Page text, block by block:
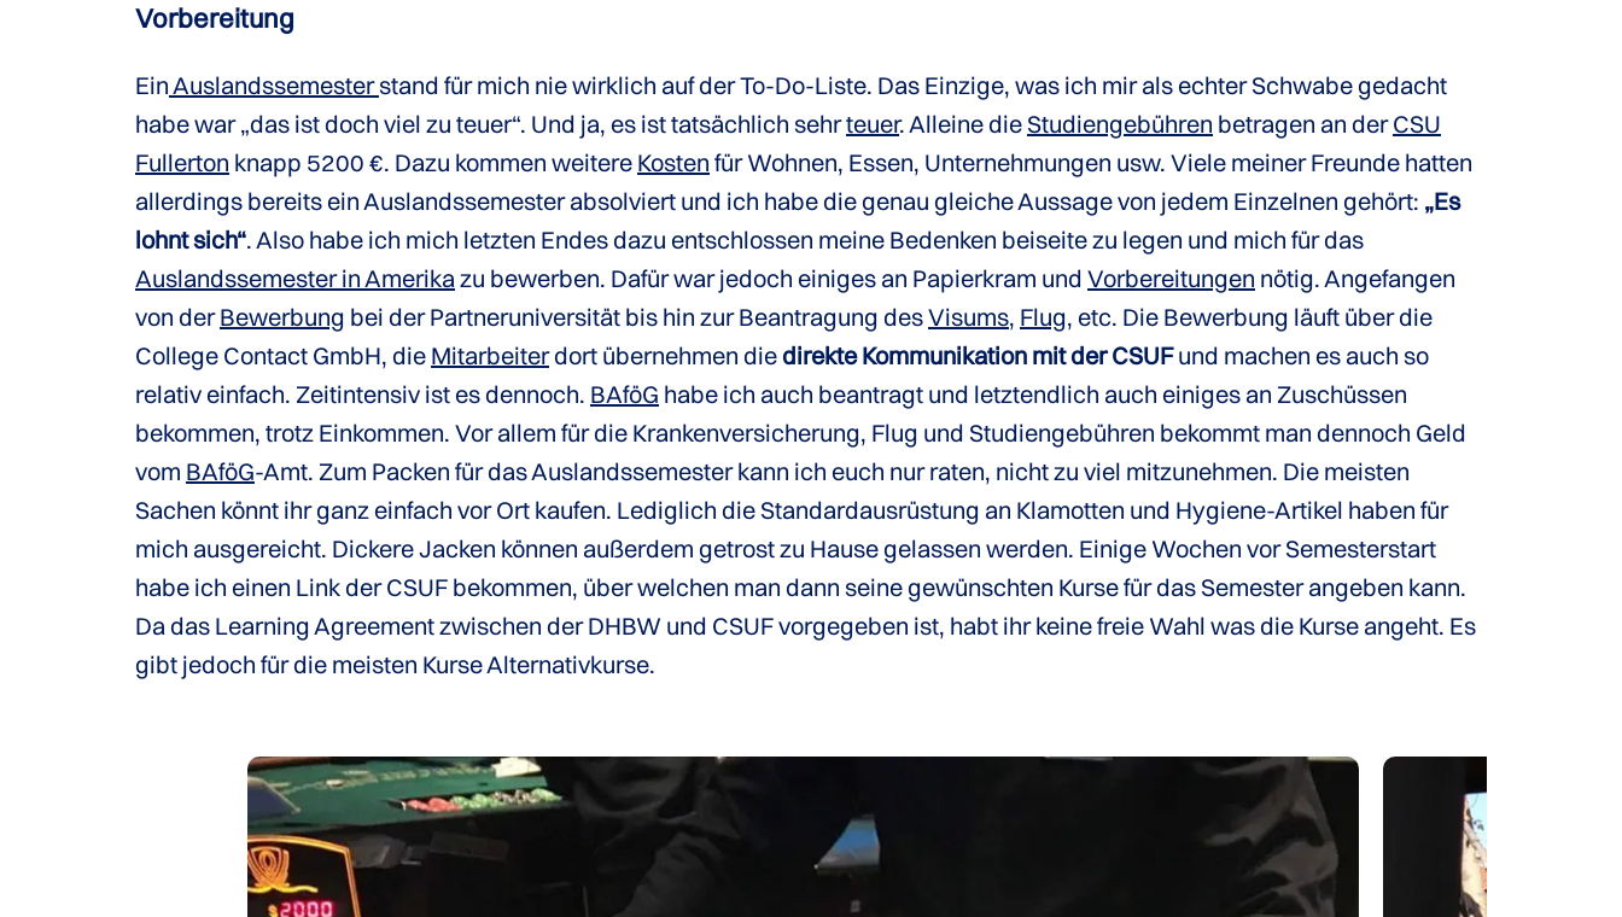
Vorbereitung
EinAuslandssemesterstand für mich nie wirklich auf der To-Do-Liste. Das Einzige, was ich mir als echter Schwabe gedacht
habe war „das ist doch viel zu teuer“. Und ja, es ist tatsächlich sehrteuer. Alleine die Studiengebühren betragen an derCSU
Fullerton knapp 5200 €. Dazu kommen weitere Kosten für Wohnen, Essen, Unternehmungen usw. Viele meiner Freunde hatten
allerdings bereits ein Auslandssemester absolviert und ich habe die genau gleiche Aussage von jedem Einzelnen gehört: „Es
lohnt sich“. Also habe ich mich letzten Endes dazu entschlossen meine Bedenken beiseite zu legen und mich für das
Auslandssemester in Amerikazu bewerben. Dafür war jedoch einiges an Papierkram und Vorbereitungen nötig. Angefangen
von derBewerbung bei der Partneruniversität bis hin zur Beantragung desVisums, Flug, etc. Die Bewerbung läuft über die
College Contact GmbH, die Mitarbeiterdort übernehmen diedirekte Kommunikation mit der CSUFund machen es auch so
relativ einfach. Zeitintensiv ist es dennoch. BAföG habe ich auch beantragt und letztendlich auch einiges an Zuschüssen
bekommen, trotz Einkommen. Vor allem für die Krankenversicherung, Flug und Studiengebühren bekommt man dennoch Geld
vom BAföG-Amt. Zum Packen für das Auslandssemester kann ich euch nur raten, nicht zu viel mitzunehmen. Die meisten
Sachen könnt ihr ganz einfach vor Ort kaufen. Lediglich die Standardausrüstung an Klamotten und Hygiene-Artikel haben für
mich ausgereicht. Dickere Jacken können außerdem getrost zu Hause gelassen werden. Einige Wochen vor Semesterstart
habe ich einen Link der CSUF bekommen, über welchen man dann seine gewünschten Kurse für das Semester angeben kann.
Da das Learning Agreement zwischen der DHBW und CSUF vorgegeben ist, habt ihr keine freie Wahl was die Kurse angeht. Es
gibt jedoch für die meisten Kurse Alternativkurse.